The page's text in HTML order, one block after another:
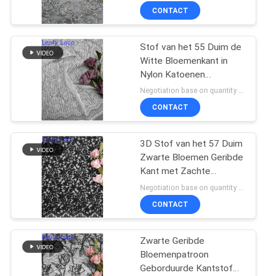
VRAAG
EEN
OFFERTE
AAN
SITEMAP
PRIVACYBELEID
CONTACT
Stof van het 55 Duim de
Witte Bloemenkant in
Nylon Katoenen
Rayonsamenstelling met
Kammosselwimper
Negotiation base on quantity MOQ:15y
CONTACT
3D Stof van het 57 Duim
Zwarte Bloemen Geribde
Kant met Zachte
Handfeel
Negotiation base on quantity MOQ:15y
CONTACT
Zwarte Geribde
Bloemenpatroon
Geborduurde Kantstof